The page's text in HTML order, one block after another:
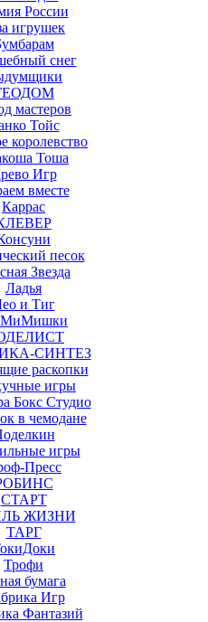
России
игрушек
снег
мастеров
Тойс
королевство
Тоша
Игр
вместе
Каррас
песок
Звезда
Ладья
и Тиг
СИНТЕЗ
раскопки
игры
Бокс Студио
в чемодане
игры
Пресс
СТАРТ
ЖИЗНИ
ТАРГ
Трофи
бумага
Игр
Фантазий